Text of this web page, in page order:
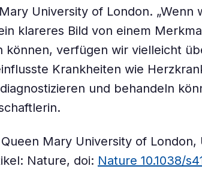
University of London. „Wenn
klareres Bild von einem
können, verfügen wir vielleicht
Krankheiten wie
und behandeln
Mary University of London,
Nature, doi: Nature 10.1038/